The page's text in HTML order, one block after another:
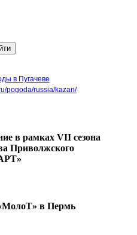
в Пугачеве
pogoda/russia/kazan/
в рамках VII сезона
Приволжского
в Пермь